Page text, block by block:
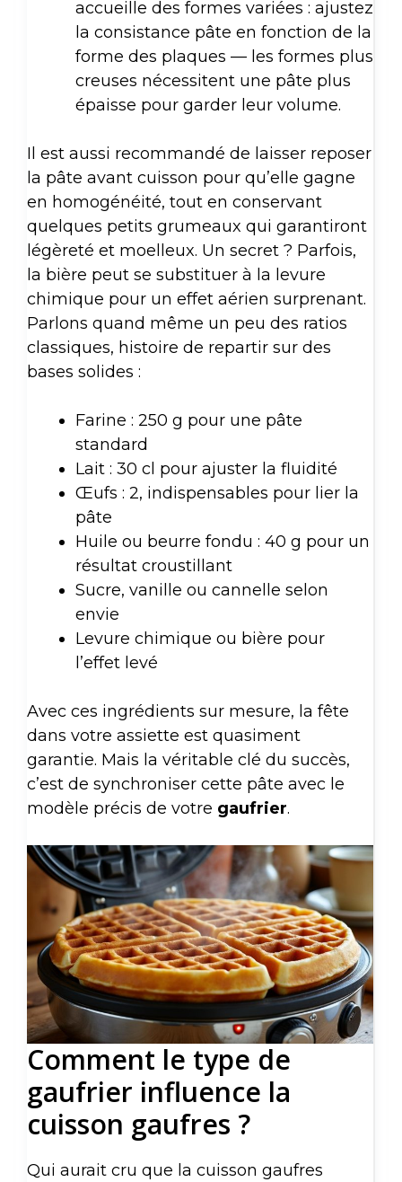
accueille des formes variées : ajustez
la consistance pâte en fonction de la
forme des plaques — les formes plus
creuses nécessitent une pâte plus
épaisse pour garder leur volume.
Il est aussi recommandé de laisser reposer
la pâte avant cuisson pour qu’elle gagne
en homogénéité, tout en conservant
quelques petits grumeaux qui garantiront
légèreté et moelleux. Un secret ? Parfois,
la bière peut se substituer à la levure
chimique pour un effet aérien surprenant.
Parlons quand même un peu des ratios
classiques, histoire de repartir sur des
bases solides :
Farine : 250 g pour une pâte
standard
Lait : 30 cl pour ajuster la fluidité
Œufs : 2, indispensables pour lier la
pâte
Huile ou beurre fondu : 40 g pour un
résultat croustillant
Sucre, vanille ou cannelle selon
envie
Levure chimique ou bière pour
l’effet levé
Avec ces ingrédients sur mesure, la fête
dans votre assiette est quasiment
garantie. Mais la véritable clé du succès,
c’est de synchroniser cette pâte avec le
modèle précis de votre gaufrier.
Comment le type de
gaufrier influence la
cuisson gaufres ?
Qui aurait cru que la cuisson gaufres